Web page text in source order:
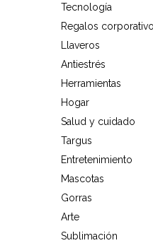
Mascotas
Gorras
Arte
Sublimación
Tecnología
Regalos
Llaveros
Antiestrés
Herramientas
Hogar
Salud y cuidado
Targus
Entretenimiento
Mascotas
Gorras
Arte
Sublimación